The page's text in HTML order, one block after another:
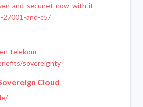
and-secunet-now-with-it-
27001-and-c5/
telekom-
sovereignty
Cloud